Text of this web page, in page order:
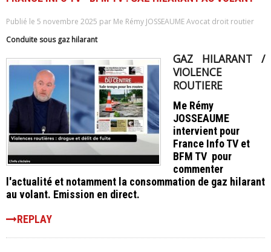
Publié le 5 novembre 2025 par Me Rémy JOSSEAUME Avocat droit routier
Conduite sous gaz hilarant
GAZ HILARANT /
VIOLENCE
ROUTIERE
Me Rémy
JOSSEAUME
intervient pour
France Info TV et
BFM TV pour
commenter
l'actualité et notamment la consommation de gaz hilarant
au volant. Emission en direct.
REPLAY